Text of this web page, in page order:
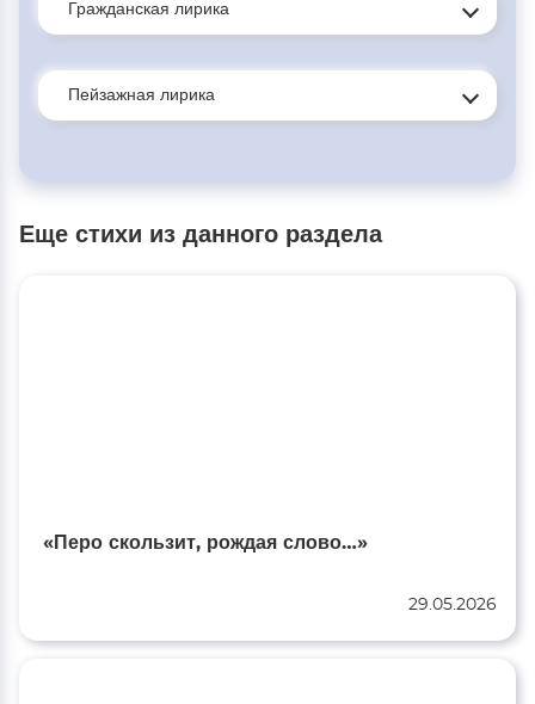
Гражданская лирика
Пейзажная лирика
Еще стихи из данного раздела
«Перо скользит, рождая слово…»
29.05.2026